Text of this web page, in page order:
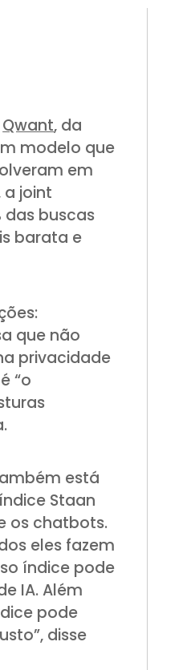
Qwant, da
modelo que
em
a joint
das buscas
barata e
que não
privacidade
“o
está
Staan
os chatbots.
eles fazem
índice pode
IA. Além
pode
disse